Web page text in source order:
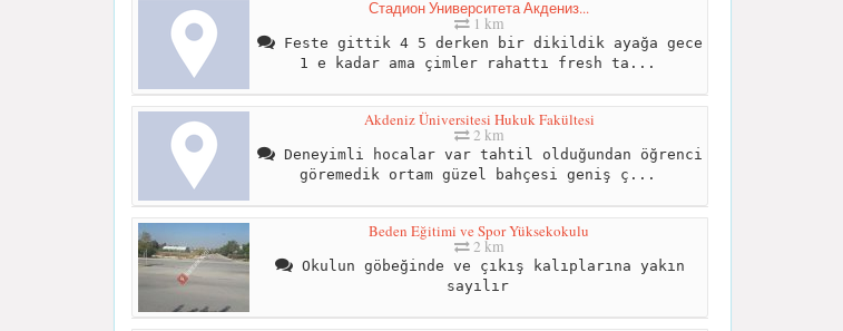
Стадион Университета Акдениз...
1 km
Feste gittik 4 5 derken bir dikildik ayağa gece
1 e kadar ama çimler rahattı fresh ta...
Akdeniz Üniversitesi Hukuk Fakültesi
2 km
Deneyimli hocalar var tahtil olduğundan öğrenci
göremedik ortam güzel bahçesi geniş ç...
Beden Eğitimi ve Spor Yüksekokulu
2 km
Okulun göbeğinde ve çıkış kalıplarına yakın
sayılır